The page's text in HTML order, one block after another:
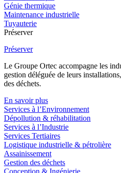
Génie thermique
Maintenance industrielle
Tuyauterie
Préserver
Préserver
Le Groupe Ortec accompagne les
gestion déléguée de leurs
des déchets.
En savoir plus
Services à l’Environnement
Dépollution & réhabilitation
Services à l’Industrie
Services Tertiaires
Logistique industrielle & pétrolière
Assainissement
Gestion des déchets